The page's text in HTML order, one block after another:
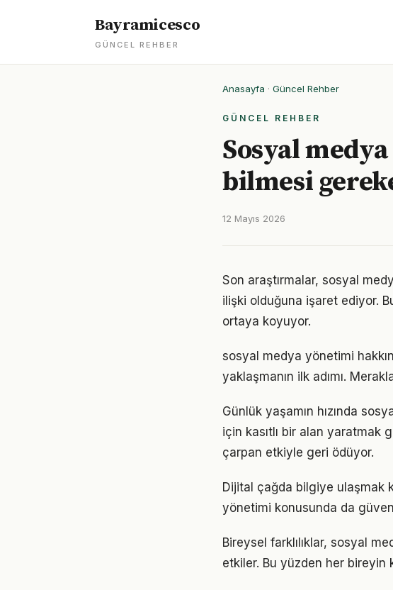
Bayramicesco
GÜNCEL REHBER
Anasayfa · Güncel Rehber
GÜNCEL REHBER
Sosyal
bilmesi
12 Mayıs 2026
Son araştırmalar, sosyal
ilişki olduğuna işaret ediyor.
ortaya koyuyor.
sosyal medya yönetimi
yaklaşmanın ilk adımı.
Günlük yaşamın hızında
için kasıtlı bir alan yaratmak
çarpan etkiyle geri ödüyor.
Dijital çağda bilgiye ulaşmak
yönetimi konusunda da
Bireysel farklılıklar, sosyal
etkiler. Bu yüzden her